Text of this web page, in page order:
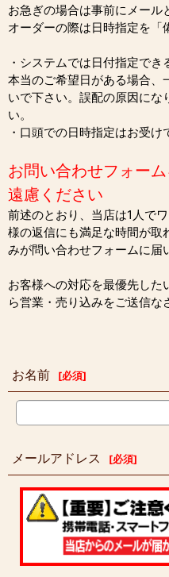
お急ぎの場合は事前にメール
オーダーの際は日時指定を「
・システムでは日付指定で
本当のご希望日がある場合、
いで下さい。誤配の原因にな
い。
・口頭での日時指定はお受け
お問い合わせフォー
遠慮ください
前述のとおり、当店は1人で
様の返信にも満足な時間が取
みが問い合わせフォームに届
お客様への対応を最優先し
ら営業・売り込みをご送信な
お名前 [必須]
メールアドレス [必須]